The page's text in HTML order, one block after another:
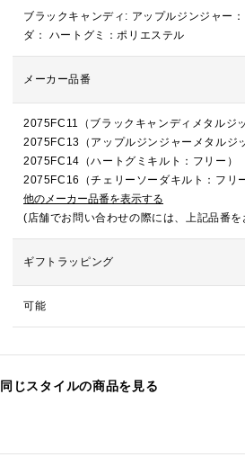
ブラックキャンディ: アップルジンジャー
ダ： ハートグミ：ポリエステル
メーカー品番
2075FC11（ブラックキャンディメタルジ
2075FC13（アップルジンジャーメタルジ
2075FC14（ハートグミキルト：フリー）
2075FC16（チェリーソーダキルト：フリ
他のメーカー品番を表示する
(店舗でお問い合わせの際には、上記品番
ギフトラッピング
可能
同じスタイルの商品を見る